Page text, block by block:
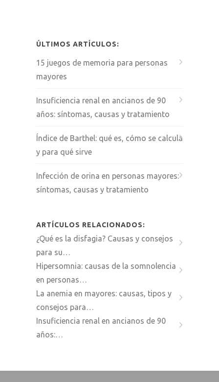
ÚLTIMOS ARTÍCULOS:
15 juegos de memoria para personas
mayores
Insuficiencia renal en ancianos de 90
años: síntomas, causas y tratamiento
Índice de Barthel: qué es, cómo se calcula
y para qué sirve
Infección de orina en personas mayores:
síntomas, causas y tratamiento
ARTÍCULOS RELACIONADOS:
¿Qué es la disfagia? Causas y consejos
para su…
Hipersomnia: causas de la somnolencia
en personas…
La anemia en mayores: causas, tipos y
consejos para…
Insuficiencia renal en ancianos de 90
años:…